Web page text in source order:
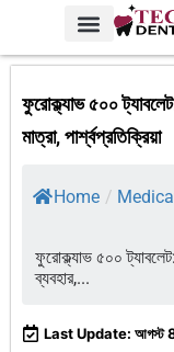
ফুরোক্ল্যাভ ৫০০
মাত্রা, পার্শ্বপ্রতিক্রিয়া
Home /
ফুরোক্ল্যাভ ৫০০ ট্যাবলেট:
ব্যবহার,...
Last Update: আগস্ট